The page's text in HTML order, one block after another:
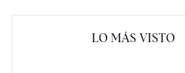
LO MÁS VISTO